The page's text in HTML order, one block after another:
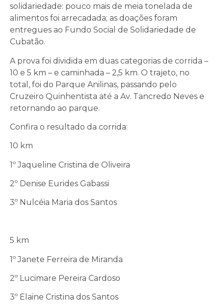
solidariedade: pouco mais de meia tonelada de
alimentos foi arrecadada; as doações foram
entregues ao Fundo Social de Solidariedade de
Cubatão.
A prova foi dividida em duas categorias de corrida –
10 e 5 km – e caminhada – 2,5 km. O trajeto, no
total, foi do Parque Anilinas, passando pelo
Cruzeiro Quinhentista até a Av. Tancredo Neves e
retornando ao parque.
Confira o resultado da corrida:
10 km
1º Jaqueline Cristina de Oliveira
2º Denise Eurides Gabassi
3º Nulcéia Maria dos Santos
5 km
1º Janete Ferreira de Miranda
2º Lucimare Pereira Cardoso
3º Elaine Cristina dos Santos